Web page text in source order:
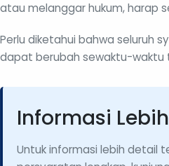
atau melanggar hukum, harap
Perlu diketahui bahwa seluruh
dapat berubah sewaktu-waktu
Informasi
Untuk informasi lebih detail